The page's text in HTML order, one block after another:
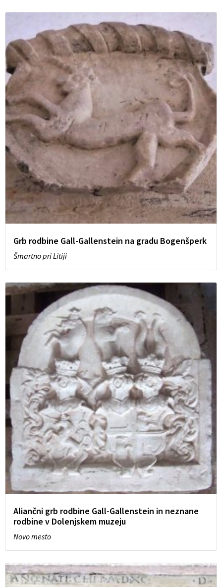
Grb rodbine Gall-Gallenstein na gradu Bogenšperk
Šmartno pri Litiji
Aliančni grb rodbine Gall-Gallenstein in neznane
rodbine v Dolenjskem muzeju
Novo mesto